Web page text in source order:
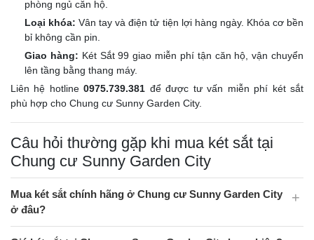
phòng ngủ căn hộ.
Loại khóa: Vân tay và điện tử tiện lợi hàng ngày. Khóa cơ bền
bỉ không cần pin.
Giao hàng: Két Sắt 99 giao miễn phí tận căn hộ, vận chuyển
lên tầng bằng thang máy.
Liên hệ hotline0975.739.381 để được tư vấn miễn phí két sắt
phù hợp cho Chung cư Sunny Garden City.
Câu hỏi thường gặp khi mua két sắt tại
Chung cư Sunny Garden City
Mua két sắt chính hãng ở Chung cư Sunny Garden City
ở đâu?